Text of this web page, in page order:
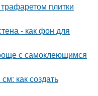
плитки
- как фон для
с самоклеющимся
как создать